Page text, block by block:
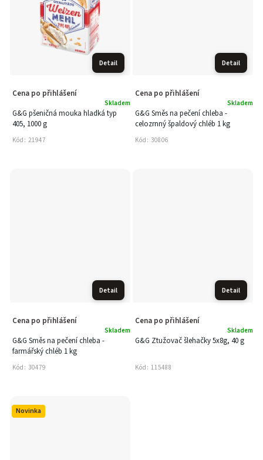
Detail
G&G pšeničná mouka hladká typ
405, 1000 g
Skladem
Cena po přihlášení
Kód: 21947
Detail
G&G Směs na pečení chleba -
celozrnný špaldový chléb 1 kg
Skladem
Cena po přihlášení
Kód: 30806
Detail
G&G Směs na pečení chleba -
farmářský chléb 1 kg
Skladem
Cena po přihlášení
Kód: 30479
Detail
G&G Ztužovač šlehačky 5x8g, 40 g
Skladem
Cena po přihlášení
Kód: 115488
Novinka